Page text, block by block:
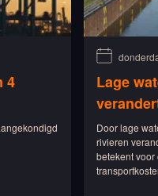
4
Lage
Door lage
rivieren
betekent